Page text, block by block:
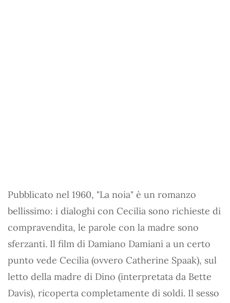
Pubblicato nel 1960, "La noia" è un romanzo
bellissimo: i dialoghi con Cecilia sono richieste di
compravendita, le parole con la madre sono
sferzanti. Il film di Damiano Damiani a un certo
punto vede Cecilia (ovvero Catherine Spaak), sul
letto della madre di Dino (interpretata da Bette
Davis), ricoperta completamente di soldi. Il sesso